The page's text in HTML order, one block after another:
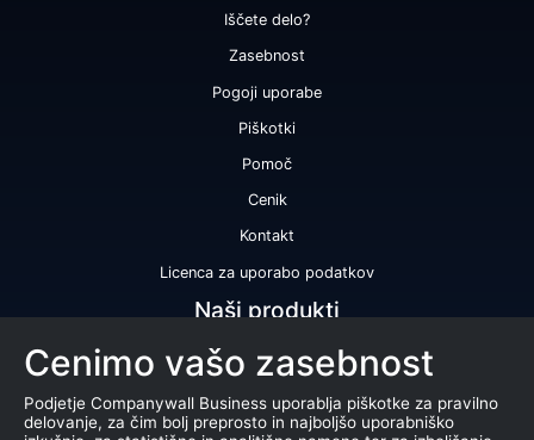
Iščete delo?
Zasebnost
Pogoji uporabe
Piškotki
Pomoč
Cenik
Kontakt
Licenca za uporabo podatkov
Naši produkti
Bonitetna ocena
Bonitetno poročilo
Certifikat bonitetne odličnosti
Cenimo vašo zasebnost
Podjetje Companywall Business uporablja piškotke za pravilno
delovanje, za čim bolj preprosto in najboljšo uporabniško